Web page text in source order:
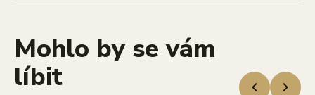
Mohlo by se vám
líbit